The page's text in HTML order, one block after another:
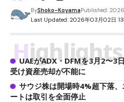
Last Updated: 2026年03月02日 13
ByShoko-KoyamaPublished:
Highlights
UAEがADX・DFMを3月2〜3
受け資産売却が不能に
サウジ株は開場時4%超下落
ートは取引を全面停止